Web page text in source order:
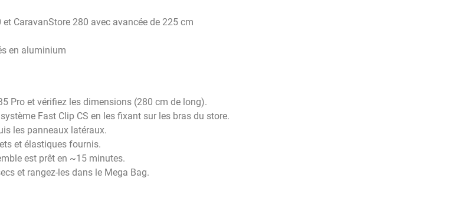
CaravanStore 280 avec avancée de 225 cm
en aluminium
Pro et vérifiez les dimensions (280 cm de long).
Fast Clip CS en les fixant sur les bras du store.
les panneaux latéraux.
et élastiques fournis.
est prêt en ~15 minutes.
et rangez-les dans le Mega Bag.